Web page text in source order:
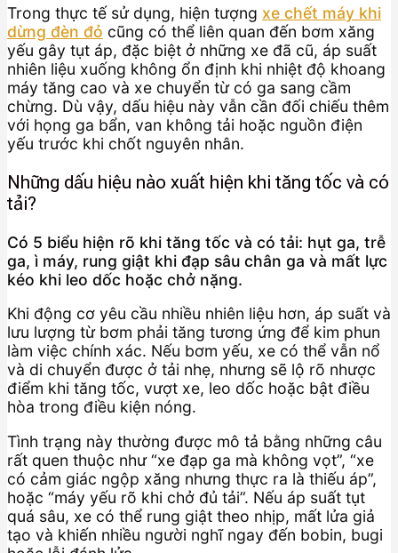
Trong thực tế sử dụng, hiện tượng xe chết máy khi
dừng đèn đỏ cũng có thể liên quan đến bơm xăng
yếu gây tụt áp, đặc biệt ở những xe đã cũ, áp suất
nhiên liệu xuống không ổn định khi nhiệt độ khoang
máy tăng cao và xe chuyển từ có ga sang cầm
chừng. Dù vậy, dấu hiệu này vẫn cần đối chiếu thêm
với họng ga bẩn, van không tải hoặc nguồn điện
yếu trước khi chốt nguyên nhân.
Những dấu hiệu nào xuất hiện khi tăng tốc và có
tải?
Có 5 biểu hiện rõ khi tăng tốc và có tải: hụt ga, trễ
ga, ì máy, rung giật khi đạp sâu chân ga và mất lực
kéo khi leo dốc hoặc chở nặng.
Khi động cơ yêu cầu nhiều nhiên liệu hơn, áp suất và
lưu lượng từ bơm phải tăng tương ứng để kim phun
làm việc chính xác. Nếu bơm yếu, xe có thể vẫn nổ
và di chuyển được ở tải nhẹ, nhưng sẽ lộ rõ nhược
điểm khi tăng tốc, vượt xe, leo dốc hoặc bật điều
hòa trong điều kiện nóng.
Tình trạng này thường được mô tả bằng những câu
rất quen thuộc như “xe đạp ga mà không vọt”, “xe
có cảm giác ngộp xăng nhưng thực ra là thiếu áp”,
hoặc “máy yếu rõ khi chở đủ tải”. Nếu áp suất tụt
quá sâu, xe có thể rung giật theo nhịp, mất lửa giả
tạo và khiến nhiều người nghĩ ngay đến bobin, bugi